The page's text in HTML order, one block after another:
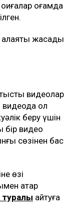
қоғамда
жасады
видеолар
видеода ол
беру үшін
бір видео
сөзінен бас
өзі
қатар
туралы айтуға